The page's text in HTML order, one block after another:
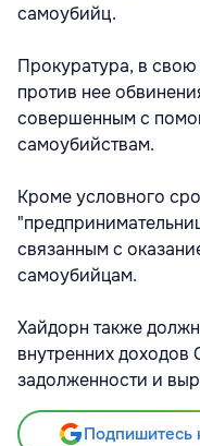
самоубийц.
Прокуратура, в свою
против нее
совершенным с
самоубийствам.
Кроме условного
связанным с
самоубийцам.
Хайдорн также
внутренних
задолженности и
Подпишитесь